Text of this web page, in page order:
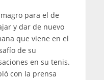
para el de
y dar de nuevo
que viene en el
de su
en su tenis.
con la prensa